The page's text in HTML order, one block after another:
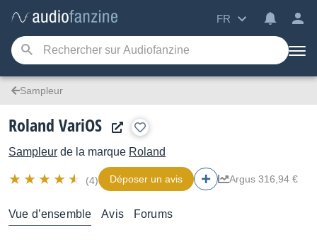
FR
Sampleur
Roland VariOS
Sampleur de la marque Roland
(4) Déposer un avis Argus 316,94 €
Vue d’ensemble Avis Forums